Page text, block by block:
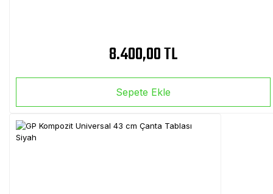
8.400,00 TL
Sepete Ekle